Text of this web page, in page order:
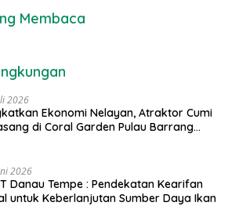
Membaca
2026
Ekonomi Nelayan, Atraktor Cumi
di Coral Garden Pulau Barrang
2026
Danau Tempe : Pendekatan Kearifan
untuk Keberlanjutan Sumber Daya Ikan